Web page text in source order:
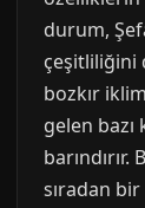
durum,
çeşitliliğini
bozkır
gelen
sıradan